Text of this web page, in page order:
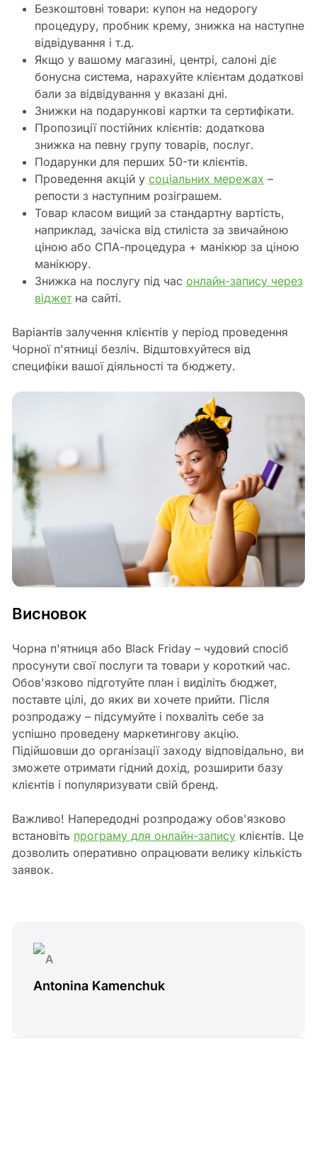
Безкоштовні товари: купон на недорогу
процедуру, пробник крему, знижка на наступне
відвідування і т.д.
Якщо у вашому магазині, центрі, салоні діє
бонусна система, нарахуйте клієнтам додаткові
бали за відвідування у вказані дні.
Знижки на подарункові картки та сертифікати.
Пропозиції постійних клієнтів: додаткова
знижка на певну групу товарів, послуг.
Подарунки для перших 50-ти клієнтів.
Проведення акцій у соціальних мережах –
репости з наступним розіграшем.
Товар класом вищий за стандартну вартість,
наприклад, зачіска від стиліста за звичайною
ціною або СПА-процедура + манікюр за ціною
манікюру.
Знижка на послугу під час онлайн-запису через
віджетна сайті.
Варіантів залучення клієнтів у період проведення
Чорної п'ятниці безліч. Відштовхуйтеся від
специфіки вашої діяльності та бюджету.
Висновок
Чорна п'ятниця або Black Friday – чудовий спосіб
просунути свої послуги та товари у короткий час.
Обов'язково підготуйте план і виділіть бюджет,
поставте цілі, до яких ви хочете прийти. Після
розпродажу – підсумуйте і похваліть себе за
успішно проведену маркетингову акцію.
Підійшовши до організації заходу відповідально, ви
зможете отримати гідний дохід, розширити базу
клієнтів і популяризувати свій бренд.
Важливо! Напередодні розпродажу обов'язково
встановіть програму для онлайн-записуклієнтів. Це
дозволить оперативно опрацювати велику кількість
заявок.
Antonina Kamenchuk